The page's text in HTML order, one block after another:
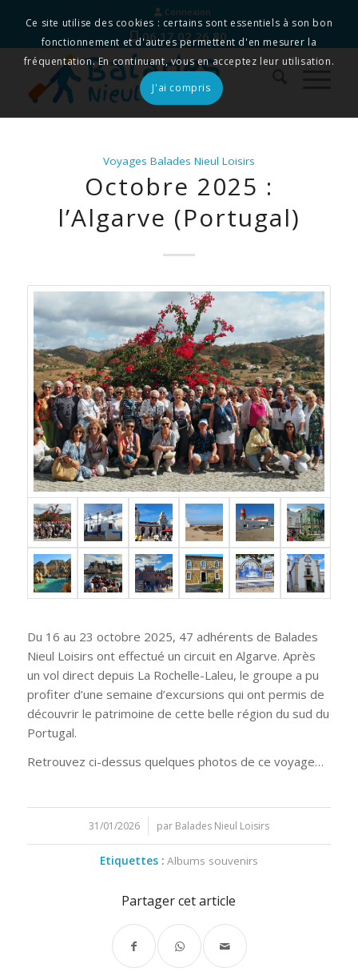
Connexion
06 17 02 26 80
Voyages Balades Nieul Loisirs
Octobre 2025 :
l’Algarve (Portugal)
Du 16 au 23 octobre 2025, 47 adhérents de Balades
Nieul Loisirs ont effectué un circuit en Algarve. Après
un vol direct depuis La Rochelle-Laleu, le groupe a pu
profiter d’une semaine d’excursions qui ont permis de
découvrir le patrimoine de cette belle région du sud du
Portugal.
Retrouvez ci-dessus quelques photos de ce voyage…
31/01/2026
/ par Balades Nieul Loisirs
Etiquettes : Albums souvenirs
Partager cet article
Ce site utilise des cookies : certains sont essentiels à son bon
fonctionnement et d'autres permettent d'en mesurer la
fréquentation. En continuant, vous en acceptez leur utilisation.
J'ai compris